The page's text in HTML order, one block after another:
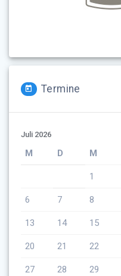
Termine
Juli 2026
M D M
1
6 7 8
13 14 15
20 21 22
27 28 29